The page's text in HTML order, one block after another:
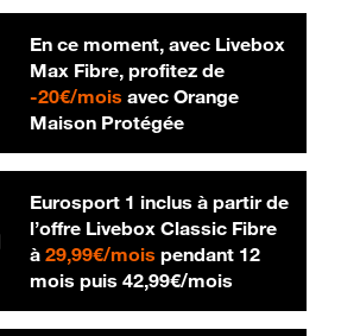
En ce moment, avec Livebox
Max Fibre, profitez de
-20€/mois20 € par mois
avec Orange
Maison Protégée
Eurosport 1 inclus à partir de
l’offre Livebox Classic Fibre
à 29,99€/mois29,99 € par mois
pendant 12
mois puis 42,99€/mois42,99 € par